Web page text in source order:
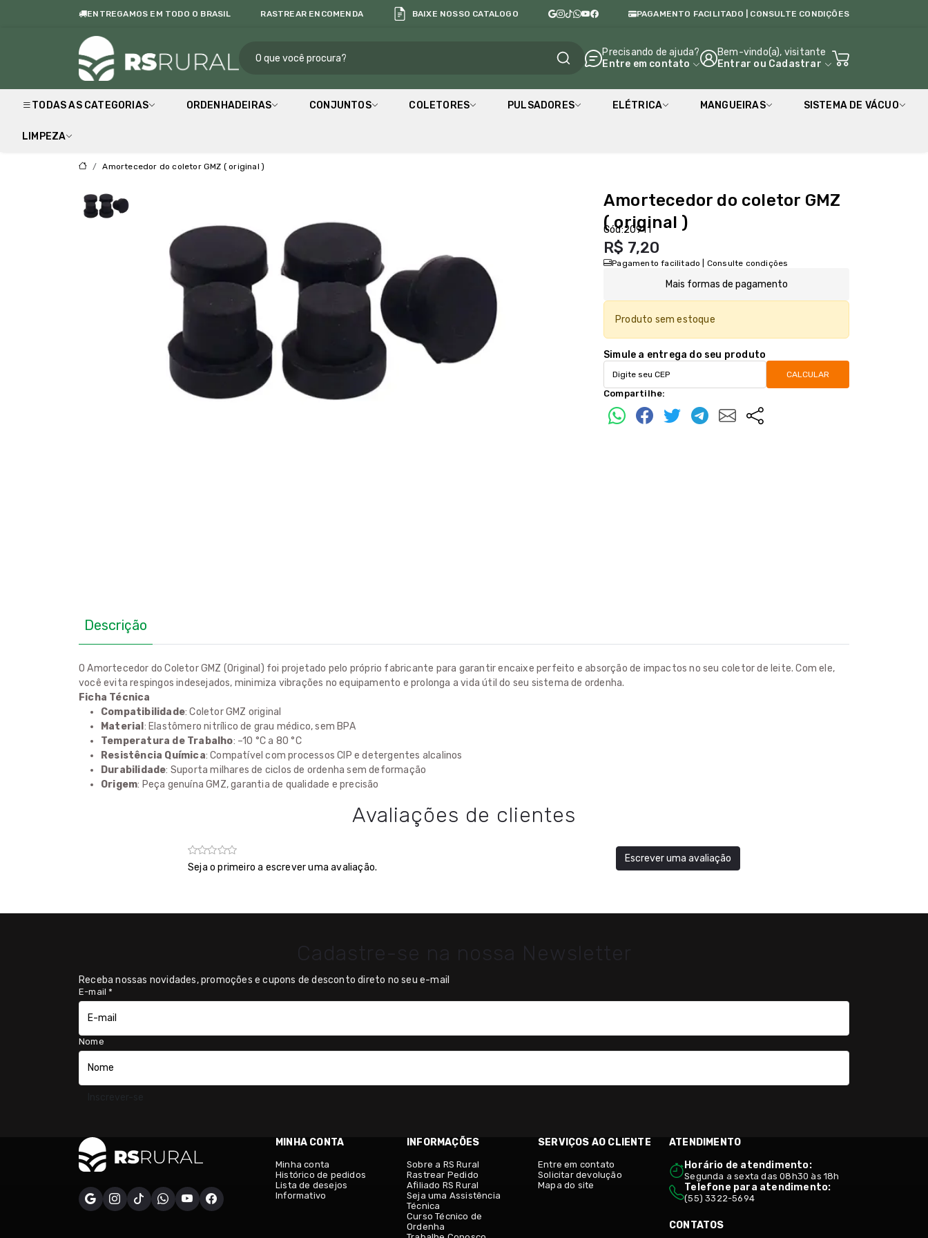
ENTREGAMOS EM TODO O BRASIL RASTREAR ENCOMENDA BAIXE NOSSO CATALOGO PAGAMENTO FACILITADO | CONSULTE CONDIÇÕES
RS Rural
Precisando de ajuda?
Entre em contato
Bem-vindo(a), visitante
Entrar ou Cadastrar
TODAS AS CATEGORIAS ORDENHADEIRAS CONJUNTOS COLETORES PULSADORES ELÉTRICA MANGUEIRAS SISTEMA DE VÁCUO
LIMPEZA
Amortecedor do coletor GMZ ( original )
Amortecedor do coletor GMZ
( original )
Cód:20911
R$ 7,20
Pagamento facilitado | Consulte condições
Mais formas de pagamento
Produto sem estoque
Simule a entrega do seu produto
CALCULAR
Compartilhe:
Descrição
O Amortecedor do Coletor GMZ (Original) foi projetado pelo próprio fabricante para garantir encaixe perfeito e absorção de impactos no seu coletor de leite. Com ele,
você evita respingos indesejados, minimiza vibrações no equipamento e prolonga a vida útil do seu sistema de ordenha.
Ficha Técnica
Compatibilidade: Coletor GMZ original
Material : Elastômero nitrílico de grau médico, sem BPA
Temperatura de Trabalho: –10 °C a 80 °C
Resistência Química: Compatível com processos CIP e detergentes alcalinos
Durabilidade: Suporta milhares de ciclos de ordenha sem deformação
Origem: Peça genuína GMZ, garantia de qualidade e precisão
Avaliações de clientes
Seja o primeiro a escrever uma avaliação.
Escrever uma avaliação
Cadastre-se na nossa Newsletter
Receba nossas novidades, promoções e cupons de desconto direto no seu e-mail
E-mail*
Nome
MINHA CONTA
Minha conta
Histórico de pedidos
Lista de desejos
Informativo
INFORMAÇÕES
Sobre a RS Rural
Rastrear Pedido
Afiliado RS Rural
Seja uma Assistência
Técnica
Curso Técnico de
Ordenha
SERVIÇOS AO CLIENTE
Entre em contato
Solicitar devolução
Mapa do site
ATENDIMENTO
Horário de atendimento:
Segunda a sexta das 08h30 às 18h
Telefone para atendimento:
(55) 3322-5694
CONTATOS